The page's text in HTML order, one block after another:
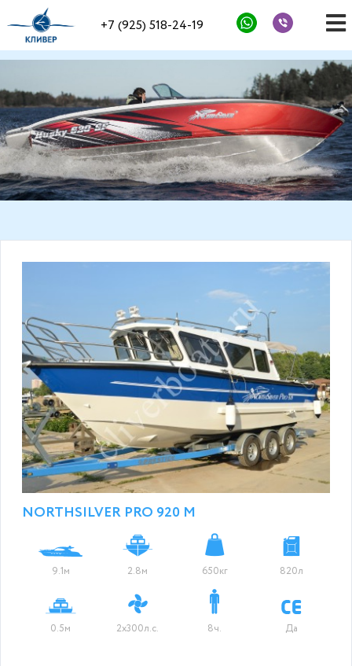
+7 (925) 518-24-19
NORTHSILVER PRO 920 M
9.1м 2.8м 650кг 820л
0.5м 2х300л.с. 8ч. Да